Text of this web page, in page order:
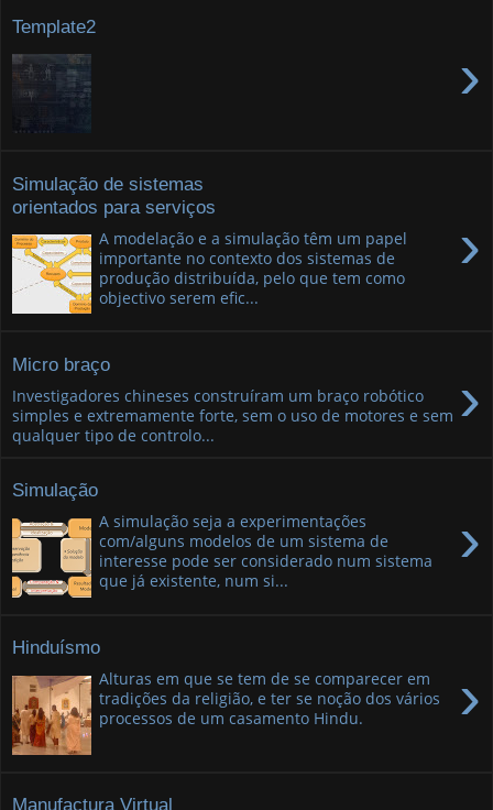
Template2
›
Simulação de sistemas
orientados para serviços
›
A modelação e a simulação têm um papel
importante no contexto dos sistemas de
produção distribuída, pelo que tem como
objectivo serem efic...
Micro braço ›
Investigadores chineses construíram um braço robótico
simples e extremamente forte, sem o uso de motores e sem
qualquer tipo de controlo...
Simulação
›
A simulação seja a experimentações
com/alguns modelos de um sistema de
interesse pode ser considerado num sistema
que já existente, num si...
Hinduísmo
›
Alturas em que se tem de se comparecer em
tradições da religião, e ter se noção dos vários
processos de um casamento Hindu.
Manufactura Virtual